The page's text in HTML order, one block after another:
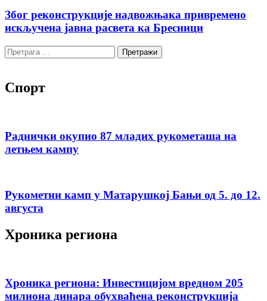
Због реконструкције надвожњака привремено
искључена јавна расвета ка Бресници
Претрага
за:
Спорт
Раднички окупио 87 младих рукометаша на
летњем кампу
Рукометни камп у Матарушкој Бањи од 5. до 12.
августа
Хроника региона
Хроника региона: Инвестицијом вредном 205
милиона динара обухваћена реконструкција